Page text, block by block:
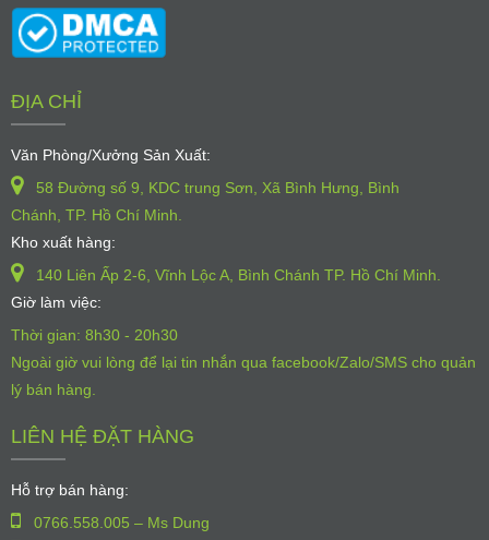
ĐỊA CHỈ
Văn Phòng/Xưởng Sản Xuất:
58 Đường số 9, KDC trung Sơn, Xã Bình Hưng, Bình
Chánh, TP. Hồ Chí Minh.
Kho xuất hàng:
140 Liên Ấp 2-6, Vĩnh Lộc A, Bình Chánh TP. Hồ Chí Minh.
Giờ làm việc:
Thời gian: 8h30 - 20h30
Ngoài giờ vui lòng để lại tin nhắn qua facebook/Zalo/SMS cho quản
lý bán hàng.
LIÊN HỆ ĐẶT HÀNG
Hỗ trợ bán hàng:
0766.558.005 – Ms Dung